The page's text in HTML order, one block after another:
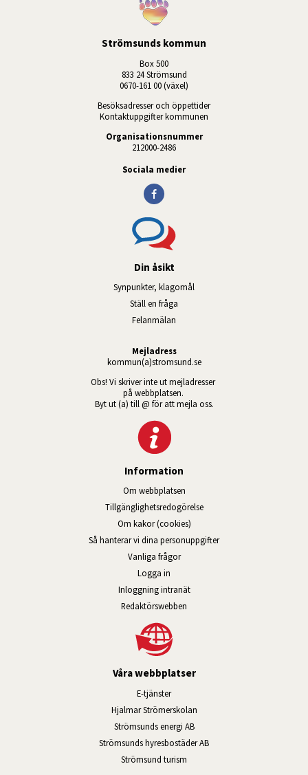
Strömsunds kommun
Box 500
833 24 Strömsund
0670-161 00 (växel)
Besöksadresser och öppettider
Kontaktuppgifter kommunen
Organisationsnummer
212000-2486
Sociala medier
Din åsikt
Synpunkter, klagomål
Ställ en fråga
Felanmälan
Mejladress
kommun(a)stromsund.se
Obs! Vi skriver inte ut mejladresser
på webbplatsen.
Byt ut (a) till @ för att mejla oss.
Information
Om webbplatsen
Tillgänglig­hets­redo­görelse
Om kakor (cookies)
Så hanterar vi dina personuppgifter
Vanliga frågor
Logga in
Inloggning intranätÖppnas i nytt fönster.
Redaktörswebben
Våra webbplatser
E-tjänsterLänk till annan webbplats, öppnas i
Hjalmar StrömerskolanLänk till annan webbplats,
Strömsunds energi ABLänk till annan webbplats,
Strömsunds hyresbostäder ABLänk till annan
Strömsund turism